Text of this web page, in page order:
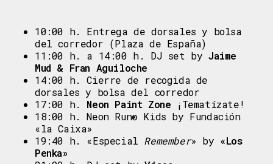
10:00 h. Entrega de dorsales y bolsa
del corredor (Plaza de España)
11:00 h. a 14:00 h. DJ set byJaime
Mud & Fran Aguiloche
14:00 h. Cierre de recogida de
dorsales y bolsa del corredor
17:00 h. Neon Paint Zone ¡Tematízate!
18:00 h. Neon Run® Kids by Fundación
«la Caixa»
19:40 h. «Especial Remember» by «Los
Penka»